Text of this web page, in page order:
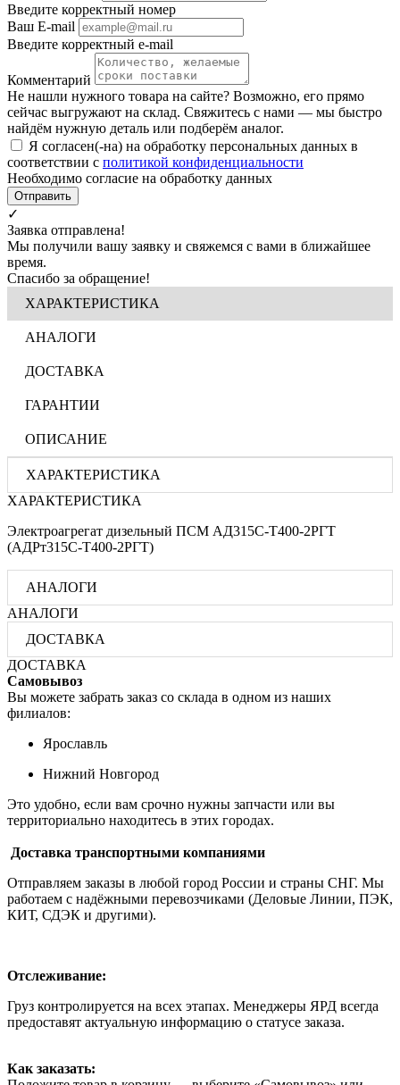
Введите корректный номер
Ваш E-mail
Введите корректный e-mail
Комментарий
Не нашли нужного товара на сайте? Возможно, его прямо
сейчас выгружают на склад. Свяжитесь с нами — мы быстро
найдём нужную деталь или подберём аналог.
Я согласен(-на) на обработку персональных данных в
соответствии с политикой конфиденциальности
Необходимо согласие на обработку данных
Отправить
✓
Заявка отправлена!
Мы получили вашу заявку и свяжемся с вами в ближайшее
время.
Спасибо за обращение!
ХАРАКТЕРИСТИКА
АНАЛОГИ
ДОСТАВКА
ГАРАНТИИ
ОПИСАНИЕ
ХАРАКТЕРИСТИКА
ХАРАКТЕРИСТИКА
Электроагрегат дизельный ПСМ АД315С-Т400-2РГТ
(АДРт315С-Т400-2РГТ)
АНАЛОГИ
АНАЛОГИ
ДОСТАВКА
ДОСТАВКА
Самовывоз
Вы можете забрать заказ со склада в одном из наших
филиалов:
Ярославль
Нижний Новгород
Это удобно, если вам срочно нужны запчасти или вы
территориально находитесь в этих городах.
Доставка транспортными компаниями
Отправляем заказы в любой город России и страны СНГ. Мы
работаем с надёжными перевозчиками (Деловые Линии, ПЭК,
КИТ, СДЭК и другими).
Отслеживание:
Груз контролируется на всех этапах. Менеджеры ЯРД всегда
предоставят актуальную информацию о статусе заказа.
Как заказать: